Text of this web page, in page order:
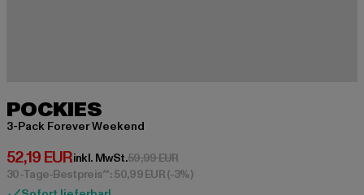
POCKIES
3-Pack Forever Weekend
52,19 EUR
Derzeitiger Preis: 52,19 EUR
inkl. MwSt.59,99 EURAktionspreis: 59,99 EUR
30-Tage-Bestpreis**: 50,99 EUR(-3%)